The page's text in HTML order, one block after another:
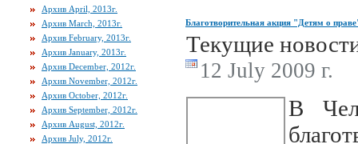
Архив April, 2013г.
Архив March, 2013г.
Архив February, 2013г.
Архив January, 2013г.
Архив December, 2012г.
Архив November, 2012г.
Архив October, 2012г.
Архив September, 2012г.
Архив August, 2012г.
Архив July, 2012г.
Благотворительная акция "Детям о
Текущие
12 July 2009 г.
В